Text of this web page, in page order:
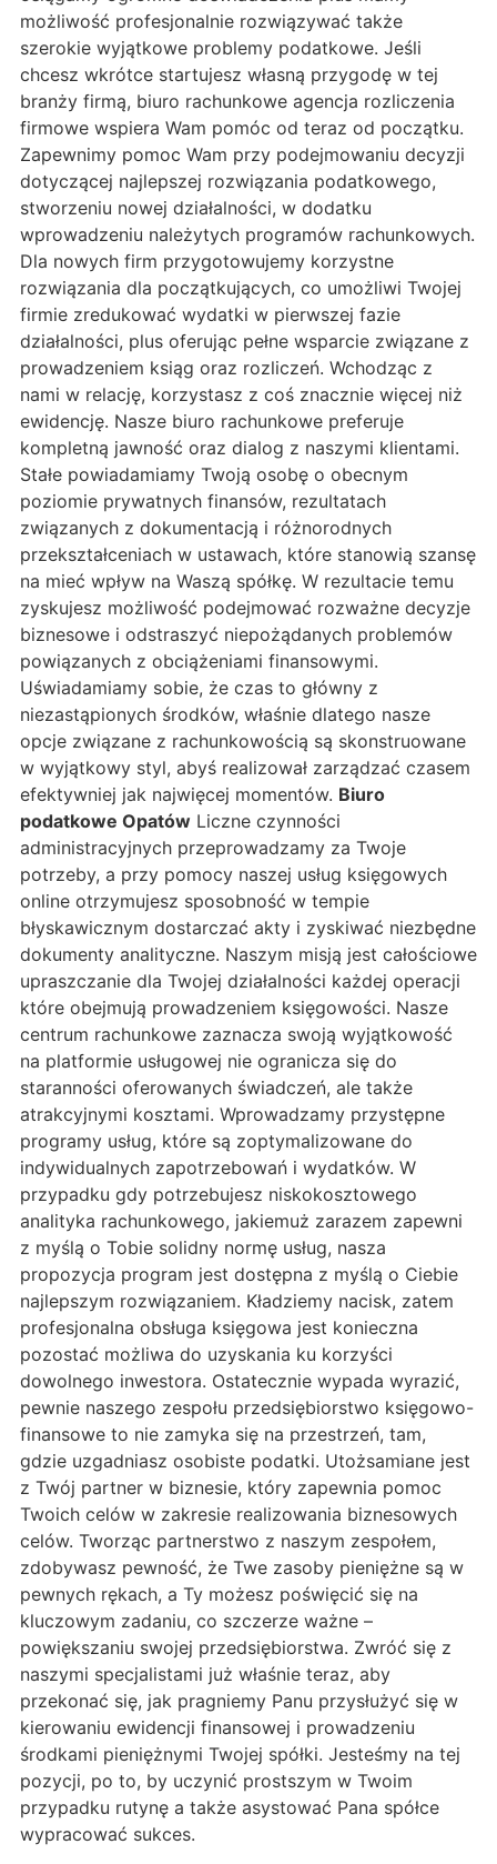
możliwość profesjonalnie rozwiązywać także
szerokie wyjątkowe problemy podatkowe. Jeśli
chcesz wkrótce startujesz własną przygodę w tej
branży firmą, biuro rachunkowe agencja rozliczenia
firmowe wspiera Wam pomóc od teraz od początku.
Zapewnimy pomoc Wam przy podejmowaniu decyzji
dotyczącej najlepszej rozwiązania podatkowego,
stworzeniu nowej działalności, w dodatku
wprowadzeniu należytych programów rachunkowych.
Dla nowych firm przygotowujemy korzystne
rozwiązania dla początkujących, co umożliwi Twojej
firmie zredukować wydatki w pierwszej fazie
działalności, plus oferując pełne wsparcie związane z
prowadzeniem ksiąg oraz rozliczeń. Wchodząc z
nami w relację, korzystasz z coś znacznie więcej niż
ewidencję. Nasze biuro rachunkowe preferuje
kompletną jawność oraz dialog z naszymi klientami.
Stałe powiadamiamy Twoją osobę o obecnym
poziomie prywatnych finansów, rezultatach
związanych z dokumentacją i różnorodnych
przekształceniach w ustawach, które stanowią szansę
na mieć wpływ na Waszą spółkę. W rezultacie temu
zyskujesz możliwość podejmować rozważne decyzje
biznesowe i odstraszyć niepożądanych problemów
powiązanych z obciążeniami finansowymi.
Uświadamiamy sobie, że czas to główny z
niezastąpionych środków, właśnie dlatego nasze
opcje związane z rachunkowością są skonstruowane
w wyjątkowy styl, abyś realizował zarządzać czasem
efektywniej jak najwięcej momentów. Biuro
podatkowe Opatów Liczne czynności
administracyjnych przeprowadzamy za Twoje
potrzeby, a przy pomocy naszej usług księgowych
online otrzymujesz sposobność w tempie
błyskawicznym dostarczać akty i zyskiwać niezbędne
dokumenty analityczne. Naszym misją jest całościowe
upraszczanie dla Twojej działalności każdej operacji
które obejmują prowadzeniem księgowości. Nasze
centrum rachunkowe zaznacza swoją wyjątkowość
na platformie usługowej nie ogranicza się do
staranności oferowanych świadczeń, ale także
atrakcyjnymi kosztami. Wprowadzamy przystępne
programy usług, które są zoptymalizowane do
indywidualnych zapotrzebowań i wydatków. W
przypadku gdy potrzebujesz niskokosztowego
analityka rachunkowego, jakiemuż zarazem zapewni
z myślą o Tobie solidny normę usług, nasza
propozycja program jest dostępna z myślą o Ciebie
najlepszym rozwiązaniem. Kładziemy nacisk, zatem
profesjonalna obsługa księgowa jest konieczna
pozostać możliwa do uzyskania ku korzyści
dowolnego inwestora. Ostatecznie wypada wyrazić,
pewnie naszego zespołu przedsiębiorstwo księgowo-
finansowe to nie zamyka się na przestrzeń, tam,
gdzie uzgadniasz osobiste podatki. Utożsamiane jest
z Twój partner w biznesie, który zapewnia pomoc
Twoich celów w zakresie realizowania biznesowych
celów. Tworząc partnerstwo z naszym zespołem,
zdobywasz pewność, że Twe zasoby pieniężne są w
pewnych rękach, a Ty możesz poświęcić się na
kluczowym zadaniu, co szczerze ważne –
powiększaniu swojej przedsiębiorstwa. Zwróć się z
naszymi specjalistami już właśnie teraz, aby
przekonać się, jak pragniemy Panu przysłużyć się w
kierowaniu ewidencji finansowej i prowadzeniu
środkami pieniężnymi Twojej spółki. Jesteśmy na tej
pozycji, po to, by uczynić prostszym w Twoim
przypadku rutynę a także asystować Pana spółce
wypracować sukces.